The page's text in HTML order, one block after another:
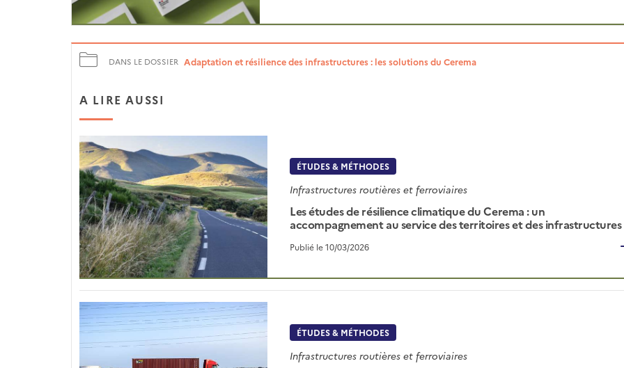
DANS LE DOSSIER Adaptation et résilience des infrastructures : les solutions du Cerema
A LIRE AUSSI
ÉTUDES & MÉTHODES
Infrastructures routières et ferroviaires
Les études de résilience climatique du Cerema : un
accompagnement au service des territoires et des infrastructures
Publié le 10/03/2026
ÉTUDES & MÉTHODES
Infrastructures routières et ferroviaires